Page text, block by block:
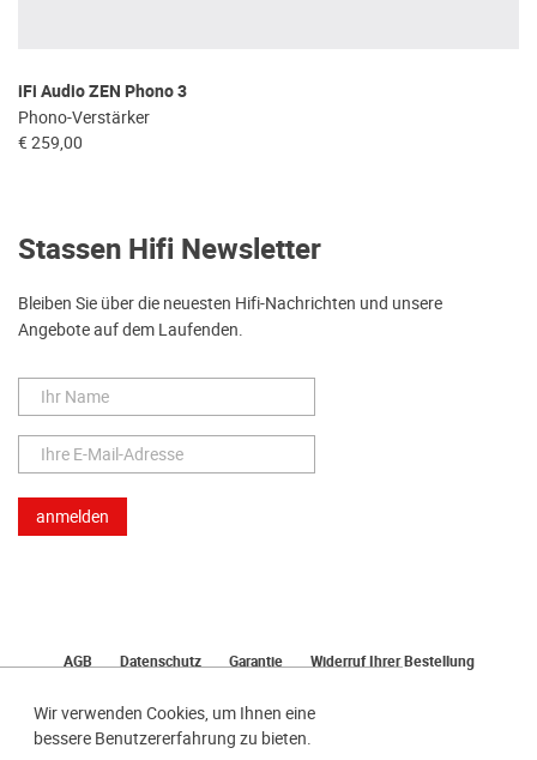
Wir verwenden Cookies, um Ihnen eine
bessere Benutzererfahrung zu bieten.
iFi Audio ZEN Phono 3
Phono-Verstärker
€ 259,00
Stassen Hifi Newsletter
Bleiben Sie über die neuesten Hifi-Nachrichten und unsere
Angebote auf dem Laufenden.
AGB Datenschutz Garantie
Widerruf Ihrer Bestellung